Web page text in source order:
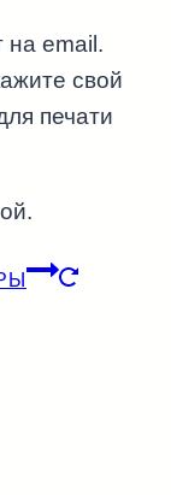
на email.
свой
печати